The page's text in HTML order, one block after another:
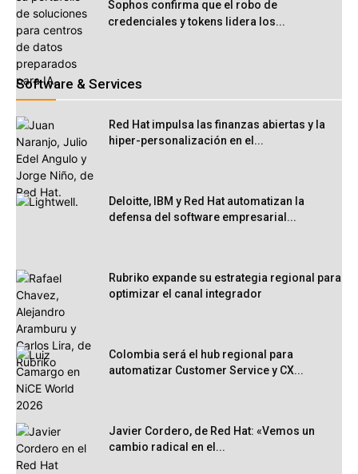
Sophos confirma que el robo de
credenciales y tokens lidera los...
Software & Services
Red Hat impulsa las finanzas abiertas y la
hiper-personalización en el...
Deloitte, IBM y Red Hat automatizan la
defensa del software empresarial...
Rubriko expande su estrategia regional para
optimizar el canal integrador
Colombia será el hub regional para
automatizar Customer Service y CX...
Javier Cordero, de Red Hat: «Vemos un
cambio radical en el...